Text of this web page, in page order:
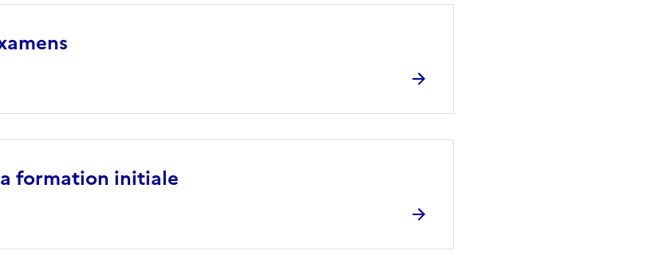
formation initiale